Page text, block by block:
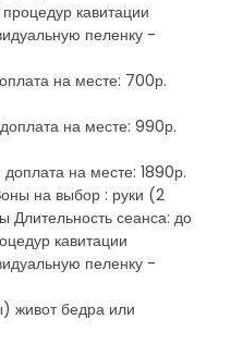
кавитации
пеленку -
на месте: 700р.
на месте: 990р.
на месте: 1890р.
на выбор : руки (2
Длительность сеанса: до
кавитации
пеленку -
живот бедра или